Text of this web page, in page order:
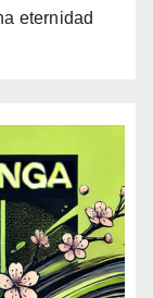
eternidad